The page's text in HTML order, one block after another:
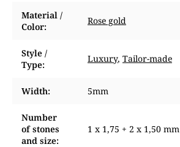
Material /
Color:
Rose gold
Style /
Type:
Luxury, Tailor-made
Width: 5mm
Number
of stones
and size:
1 x 1,75 + 2 x 1,50 mm